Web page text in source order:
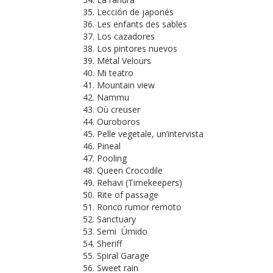
Lección de japonés
Les enfants des sables
Los cazadores
Los pintores nuevos
Métal Velours
Mi teatro
Mountain view
Nammu
Où creuser
Ouroboros
Pelle vegetale, un’intervista
Pineal
Pooling
Queen Crocodile
Rehavi (Timekeepers)
Rite of passage
Ronco rumor remoto
Sanctuary
Semi Úmido
Sheriff
Spiral Garage
Sweet rain